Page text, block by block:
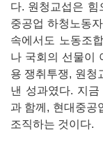
다. 원청교섭은 힘
중공업 하청노동
속에서도 노동조
나 국회의 선물이
용 쟁취투쟁, 원청
낸 성과였다. 지
과 함께, 현대중공
조직하는 것이다.